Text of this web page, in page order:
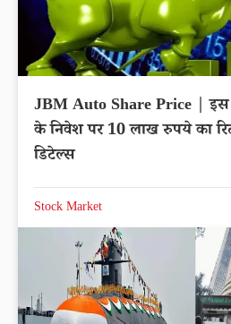
JBM Auto Share Price |
के निवेश पर 10 लाख रुपये का
डिटेल्स
Stock Market